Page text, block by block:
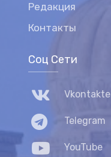
Редакция
Контакты
Соц Сети
Vkontakte
Telegram
YouTube